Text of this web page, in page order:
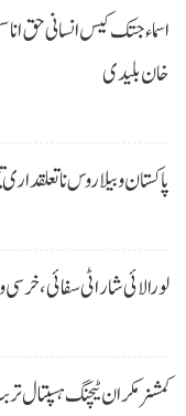
اسماء جتک کیس انسانی حق
خان بلیدی
پاکستان و بیلاروس نا
لورالائی شار اٹی سفائی،
کمشنر مکران ٹیچنگ ہسپتال